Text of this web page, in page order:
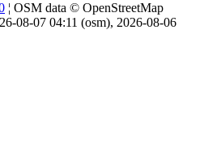
¦ OSM data © OpenStreetMap
08-07 04:11 (osm), 2026-08-06